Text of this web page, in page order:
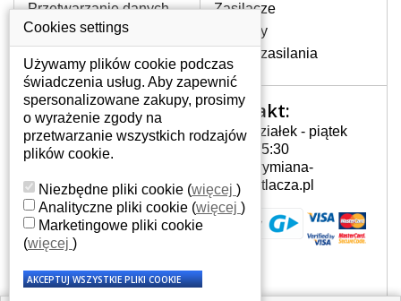
NAJWYZSZEJ JAKOŚCI!
W naszym magazynie przez
cały okres gwarancji posiadamy
wyłącznie wysokiej jakości
oryginalne matryce klasy A+ bez
wadliwych pikseli.
JAK WYBRAĆ ODPOWIEDNI EKRAN
DO LAPTOPA HP G60-549.99DX?
Odpowiedni ekran można dobrać do
konkretnego modelu laptopa, którego
oznaczenie można znaleźć na naklejce
na spodzie laptopa lub pod baterią, bywa
również umieszczone na ramkach lub
pęknięty ekran został zdemontowany, w
Przetwarzanie danych
osobowych
Gdzie nas znajdziesz
Zasilacze
Zawiasy
Złącza zasilania
Twoje konto
Twoje konto
Dane osobowe
Adresy
Historia zamówień
Kontakt:
Poniedziałek - piątek
7:00 - 15:30
info@wymiana-
wyswietlacza.pl
Cookies settings
Używamy plików cookie podczas
świadczenia usług. Aby zapewnić
spersonalizowane zakupy, prosimy
o wyrażenie zgody na
przetwarzanie wszystkich rodzajów
plików cookie.
Niezbędne pliki cookie (więcej )
Analityczne pliki cookie (więcej )
Marketingowe pliki cookie
(więcej )